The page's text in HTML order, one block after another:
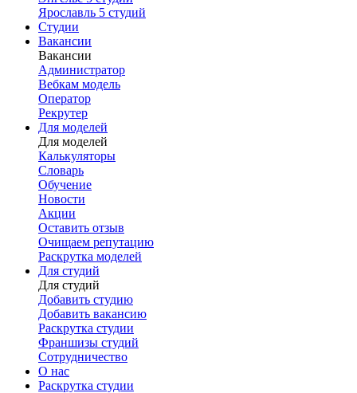
Ярославль 5 студий
Студии
Вакансии
Вакансии
Администратор
Вебкам модель
Оператор
Рекрутер
Для моделей
Для моделей
Калькуляторы
Словарь
Обучение
Новости
Акции
Оставить отзыв
Очищаем репутацию
Раскрутка моделей
Для студий
Для студий
Добавить студию
Добавить вакансию
Раскрутка студии
Франшизы студий
Сотрудничество
О нас
Раскрутка студии